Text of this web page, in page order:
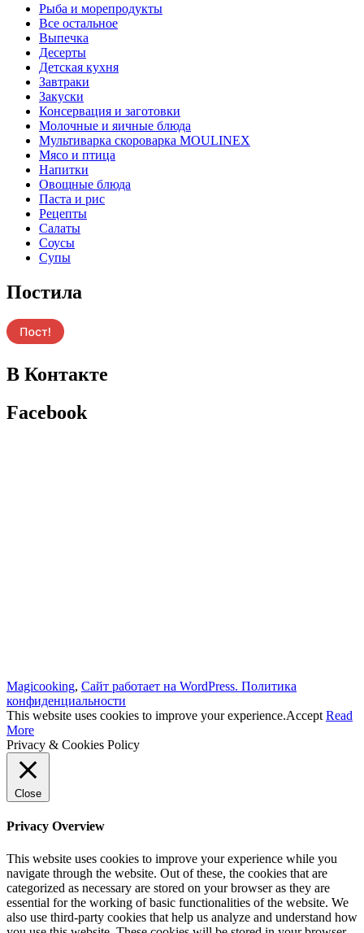
Pыба и морепродукты
Все остальное
Выпечка
Десерты
Детская кухня
Завтраки
Закуски
Консервация и заготовки
Молочные и яичные блюда
Мультиварка скороварка MOULINEX
Мясо и птица
Напитки
Овощные блюда
Паста и рис
Рецепты
Салаты
Соусы
Супы
Постила
В Контакте
Facebook
Magicooking, Сайт работает на WordPress. Политика
конфиденциальности
This website uses cookies to improve your experience.Accept Read
More
Privacy & Cookies Policy
Close
Privacy Overview
This website uses cookies to improve your experience while you
navigate through the website. Out of these, the cookies that are
categorized as necessary are stored on your browser as they are
essential for the working of basic functionalities of the website. We
also use third-party cookies that help us analyze and understand how